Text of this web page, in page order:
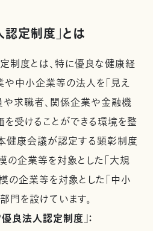
定制度」とは
制度とは、特に優良な健康経
中小企業等の法人を「見え
や求職者、関係企業や金融機
受けることができる環境を整
健康会議が認定する顕彰制度
の企業等を対象とした「大規
の企業等を対象とした「中小
門を設けています。
良法人認定制度」：